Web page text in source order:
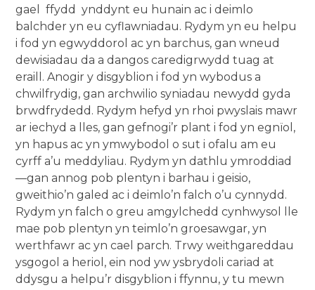
gael ffydd ynddynt eu hunain ac i deimlo
balchder yn eu cyflawniadau. Rydym yn eu helpu
i fod yn egwyddorol ac yn barchus, gan wneud
dewisiadau da a dangos caredigrwydd tuag at
eraill. Anogir y disgyblion i fod yn wybodus a
chwilfrydig, gan archwilio syniadau newydd gyda
brwdfrydedd. Rydym hefyd yn rhoi pwyslais mawr
ar iechyd a lles, gan gefnogi’r plant i fod yn egnïol,
yn hapus ac yn ymwybodol o sut i ofalu am eu
cyrff a’u meddyliau. Rydym yn dathlu ymroddiad
—gan annog pob plentyn i barhau i geisio,
gweithio’n galed ac i deimlo’n falch o’u cynnydd.
Rydym yn falch o greu amgylchedd cynhwysol lle
mae pob plentyn yn teimlo’n groesawgar, yn
werthfawr ac yn cael parch. Trwy weithgareddau
ysgogol a heriol, ein nod yw ysbrydoli cariad at
ddysgu a helpu’r disgyblion i ffynnu, y tu mewn